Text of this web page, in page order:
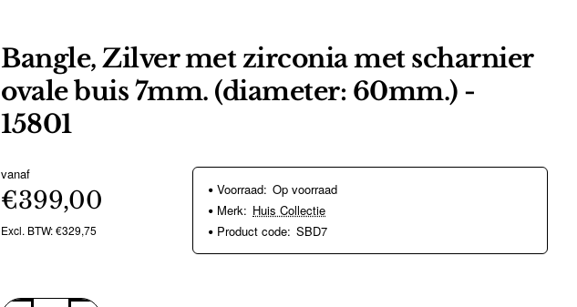
Bangle, Zilver met zirconia met scharnier
ovale buis 7mm. (diameter: 60mm.) -
15801
vanaf
€399,00
Excl. BTW: €329,75
Voorraad: Op voorraad
Merk: Huis Collectie
Product code: SBD7